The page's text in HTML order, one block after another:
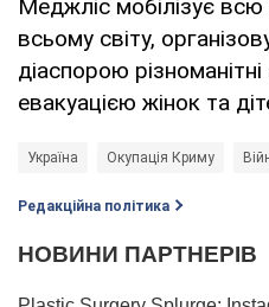
Меджліс мобілізує
всьому світу,
діаспорою
евакуацією жінок та
Україна Окупація Криму
Редакційна політика